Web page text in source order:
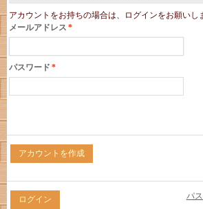
アカウントをお持ちの場合は、ログインをお願いし
*
メールアドレス
*
パスワード
アカウントを作成
パ
ログイン